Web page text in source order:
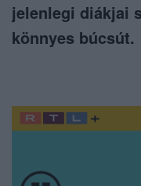
jelenlegi diákjai
könnyes búcsút.